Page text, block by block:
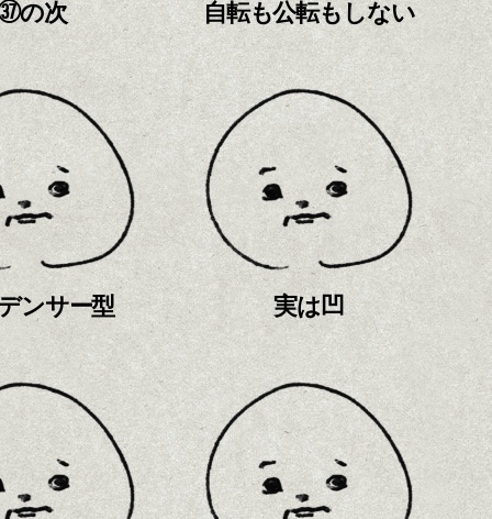
の次 自転も公転もしない
ンサー型 実は凹